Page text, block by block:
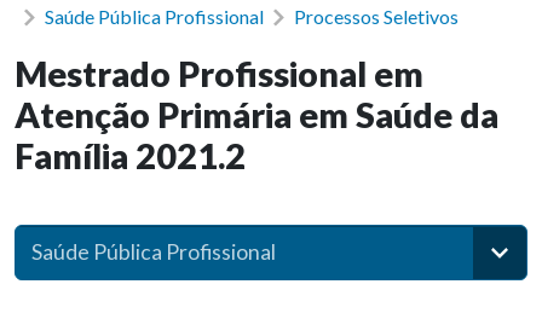
Saúde Pública Profissional
Processos Seletivos
Mestrado Profissional em
Atenção Primária em Saúde da
Família 2021.2
Saúde Pública Profissional